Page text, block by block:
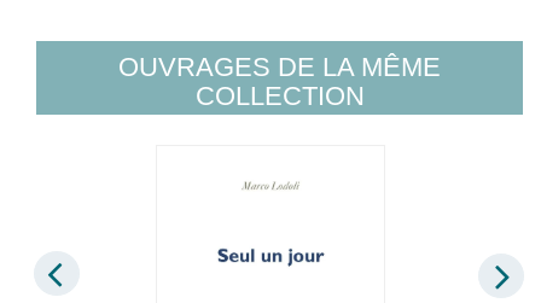
OUVRAGES DE LA MÊME
COLLECTION